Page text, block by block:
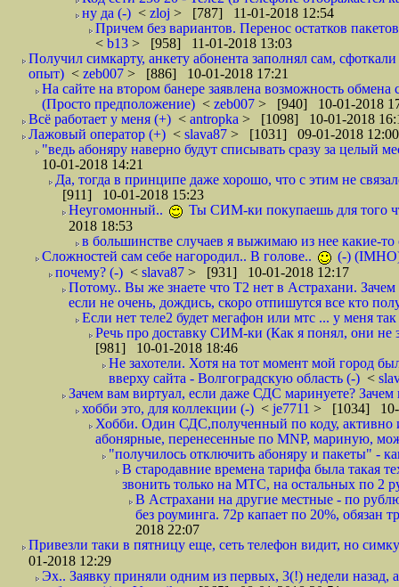
ну да (-) < zloj > [787] 11-01-2018 12:54
Причем без вариантов. Перенос остатков
< b13 > [958] 11-01-2018 13:03
Получил симкарту, анкету абонента заполнял сам,
опыт) < zeb007 > [886] 10-01-2018 17:21
На сайте на втором банере заявлена возможность
(Просто предположение) < zeb007 > [940] 10-01-2018
Всё работает у меня (+) < antropka > [1098] 10-01-2018
Лажовый оператор (+) < slava87 > [1031] 09-01-2018 12:00
"ведь абоняру наверно будут списывать сразу за целый
10-01-2018 14:21
Да, тогда в принципе даже хорошо, что с этим не
[911] 10-01-2018 15:23
Неугомонный..
Ты СИМ-ки покупаешь для того
2018 18:53
в большинстве случаев я выжимаю из нее какие-то
Сложностей сам себе нагородил.. В голове..
(-)
почему? (-) < slava87 > [931] 10-01-2018 12:17
Потому.. Вы же знаете что Т2 нет в Астрахани.
если не очень, дождись, скоро отпишутся все кто
Если нет теле2 будет мегафон или мтс ... у меня
Речь про доставку СИМ-ки (Как я понял, они не
[981] 10-01-2018 18:46
Не захотели. Хотя на тот момент мой город
вверху сайта - Волгоградскую область (-) <
Зачем вам виртуал, если даже СДС маринуете?
хобби это, для коллекции (-) < je7711 > [1034] 10-
Хобби. Один СДС,полученный по коду, активно
абонярные, перенесенные по MNP, мариную,
"получилось отключить абоняру и пакеты" -
В стародавние времена тарифа была такая
звонить только на МТС, на остальных по 2
В Астрахани на другие местные - по
без роуминга. 72р капает по 20%, обязан
2018 22:07
Привезли таки в пятницу еще, сеть телефон видит, но
01-2018 12:29
Эх.. Заявку приняли одним из первых, 3(!) недели назад,